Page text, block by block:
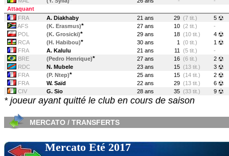
Attaquant
FRA
A. Diakhaby 21 ans 29 (7 tit.)
5
AFS
(K. Erasmus)* 27 ans 10 (2 tit.)
-
POL
(K. Grosicki)* 29 ans 18 (10 tit.)
4
RCA
(H. Habibou)* 30 ans 1 (0 tit.)
1
FRA
A. Kalulu 21 ans 11 (5 tit.)
-
BRE
(Pedro Henrique)* 27 ans 16 (6 tit.)
2
RDC
N. Mubele 23 ans 15 (13 tit.)
3
FRA
(P. Ntep)* 25 ans 15 (14 tit.)
2
FRA
W. Saïd 22 ans 29 (13 tit.)
6
CIV
G. Sio 28 ans 35 (33 tit.) 9
* joueur ayant quitté le club en cours de saison
MERCATO / TRANSFERTS
Mercato Eté 2017